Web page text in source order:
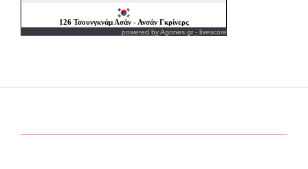
powered byAgones.gr - livescore